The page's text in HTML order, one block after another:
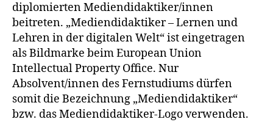
diplomierten Mediendidaktiker/innen
beitreten. „Mediendidaktiker – Lernen und
Lehren in der digitalen Welt“ ist eingetragen
als Bildmarke beim European Union
Intellectual Property Office. Nur
Absolvent/innen des Fernstudiums dürfen
somit die Bezeichnung „Mediendidaktiker“
bzw. das Mediendidaktiker-Logo verwenden.